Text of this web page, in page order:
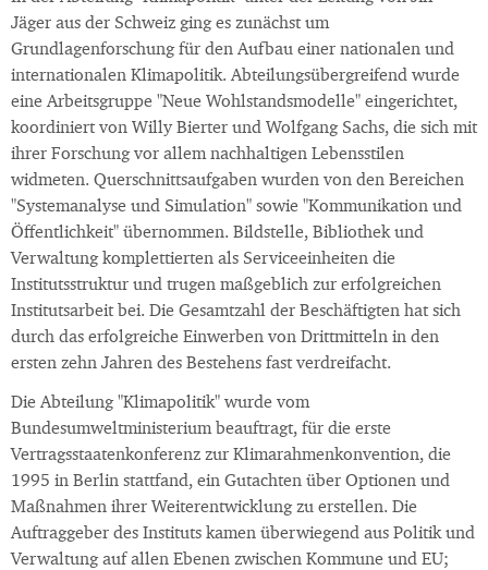
Jäger aus der Schweiz ging es zunächst um
Grundlagenforschung für den Aufbau einer nationalen und
internationalen Klimapolitik. Abteilungsübergreifend wurde
eine Arbeitsgruppe "Neue Wohlstandsmodelle" eingerichtet,
koordiniert von Willy Bierter und Wolfgang Sachs, die sich mit
ihrer Forschung vor allem nachhaltigen Lebensstilen
widmeten. Querschnittsaufgaben wurden von den Bereichen
"Systemanalyse und Simulation" sowie "Kommunikation und
Öffentlichkeit" übernommen. Bildstelle, Bibliothek und
Verwaltung komplettierten als Serviceeinheiten die
Institutsstruktur und trugen maßgeblich zur erfolgreichen
Institutsarbeit bei. Die Gesamtzahl der Beschäftigten hat sich
durch das erfolgreiche Einwerben von Drittmitteln in den
ersten zehn Jahren des Bestehens fast verdreifacht.
Die Abteilung "Klimapolitik" wurde vom
Bundesumweltministerium beauftragt, für die erste
Vertragsstaatenkonferenz zur Klimarahmenkonvention, die
1995 in Berlin stattfand, ein Gutachten über Optionen und
Maßnahmen ihrer Weiterentwicklung zu erstellen. Die
Auftraggeber des Instituts kamen überwiegend aus Politik und
Verwaltung auf allen Ebenen zwischen Kommune und EU;